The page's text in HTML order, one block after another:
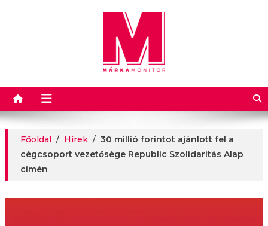
Márkamonitor
Főoldal / Hírek / 30 millió forintot ajánlott fel a
cégcsoport vezetősége Republic Szolidaritás Alap
címén